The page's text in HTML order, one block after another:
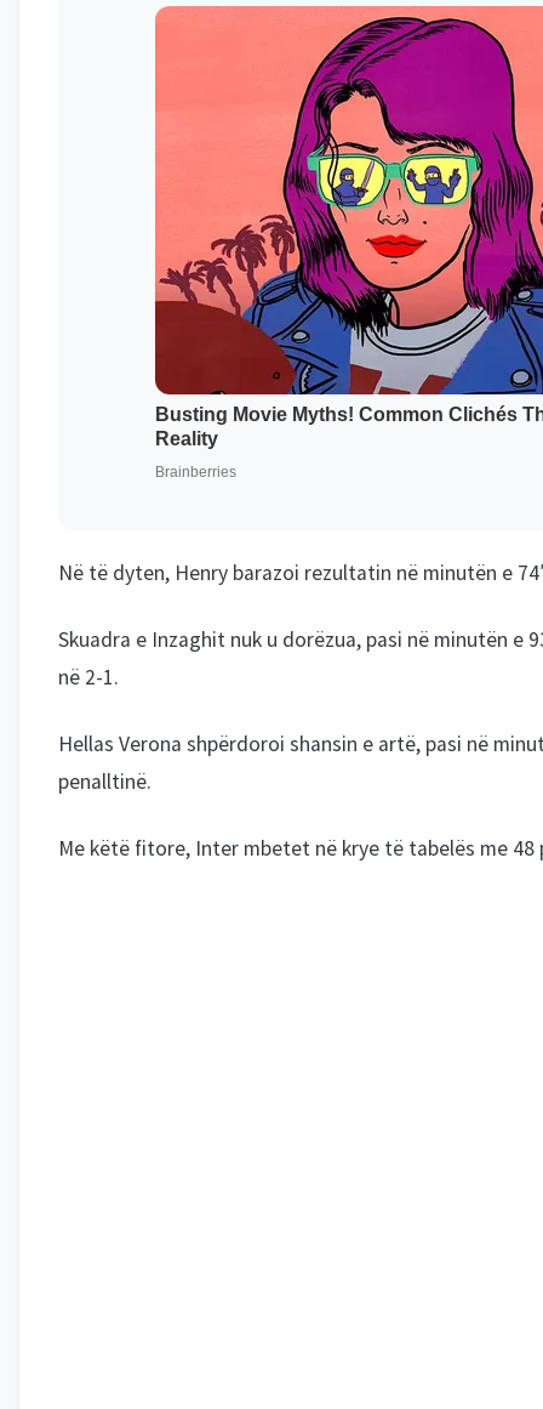
Në të dyten, Henry barazoi rezultatin në minutën e
Skuadra e Inzaghit nuk u dorëzua, pasi në minutën e
në 2-1.
Hellas Verona shpërdoroi shansin e artë, pasi në
penalltinë.
Me këtë fitore, Inter mbetet në krye të tabelës me 48